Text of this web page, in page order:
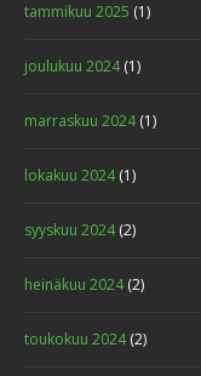
tammikuu 2025 (1)
joulukuu 2024(1)
marraskuu 2024(1)
lokakuu 2024(1)
syyskuu 2024(2)
heinäkuu 2024(2)
toukokuu 2024(2)